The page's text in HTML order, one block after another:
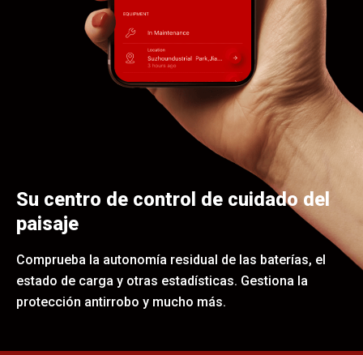
Su centro de control de cuidado del
paisaje
Comprueba la autonomía residual de las baterías, el
estado de carga y otras estadísticas. Gestiona la
protección antirrobo y mucho más.